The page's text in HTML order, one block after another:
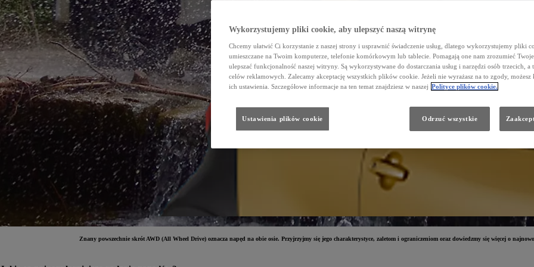
Znany powszechnie skrót AWD (All Wheel Drive) oznacza napęd na obie osie. Przyjrzyjmy się jego charakterystyce, zaletom i ograniczeniom oraz dowiedzmy się więcej o
Wykorzystujemy pliki cookie, aby ulepszyć naszą witrynę
Chcemy ułatwić Ci korzystanie z naszej strony i usprawnić świadczenie usług, dlatego wykorzystujemy pliki
umieszczane na Twoim komputerze, telefonie komórkowym lub tablecie. Pomagają one nam zrozumieć
ulepszać funkcjonalność naszej witryny. Są wykorzystywane do dostarczania usług i narzędzi osób trzecich, a
celów reklamowych. Zalecamy akceptację wszystkich plików cookie. Jeżeli nie wyrażasz na to zgody, możesz
ich ustawienia. Szczegółowe informacje na ten temat znajdziesz w naszej Polityce plików cookie.
Odrzuć wszystkie
Ustawienia plików cookie